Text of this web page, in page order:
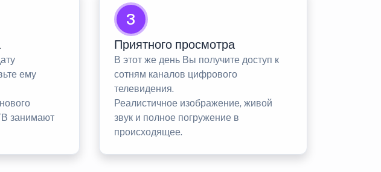
ему
занимают
3
Приятного просмотра
В этот же день Вы получите доступ к
сотням каналов цифрового
телевидения.
Реалистичное изображение, живой
звук и полное погружение в
происходящее.